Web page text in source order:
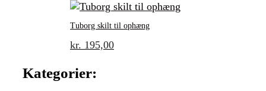
Tuborg skilt til ophæng
kr. 195,00
Kategorier: